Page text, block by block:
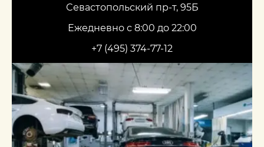
Севастопольский пр-т, 95Б
Ежедневно с 8:00 до 22:00
+7 (495) 374-77-12